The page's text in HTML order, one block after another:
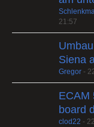
21:57
Siena
Gregor -
ECAM
board
clod22 -